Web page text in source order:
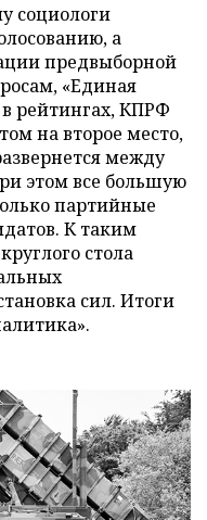
социологи
а
предвыборной
«Единая
в рейтингах, КПРФ
на второе место,
между
этом все большую
партийные
К таким
стола
сил. Итоги